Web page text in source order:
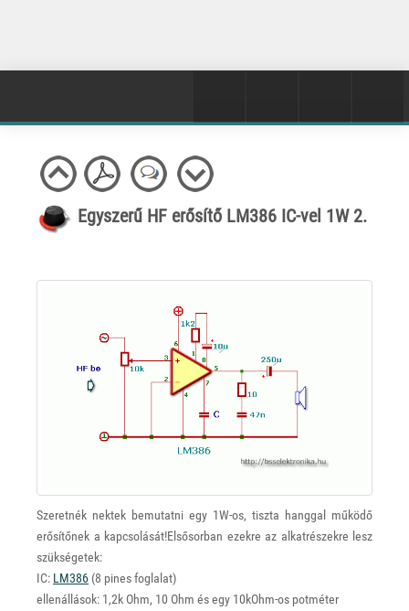
Egyszerű HF erősítő LM386 IC-vel 1W 2.
Szeretnék nektek bemutatni egy 1W-os, tiszta hanggal működő
erősítőnek a kapcsolását!Elsősorban ezekre az alkatrészekre lesz
szükségetek:
IC: LM386 (8 pines foglalat)
ellenállások: 1,2k Ohm, 10 Ohm és egy 10kOhm-os potméter